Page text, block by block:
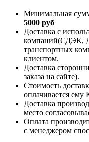
Минимальная
5000 руб
Доставка с
компаний(СДЭК,
транспортных
клиентом.
Доставка
заказа на сайте).
Стоимость
оплачивается ему
Доставка
место
Оплата
с менеджером